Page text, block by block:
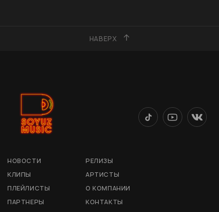
НАВЕРХ
НОВОСТИ
РЕЛИЗЫ
КЛИПЫ
АРТИСТЫ
ПЛЕЙЛИСТЫ
О КОМПАНИИ
ПАРТНЕРЫ
КОНТАКТЫ